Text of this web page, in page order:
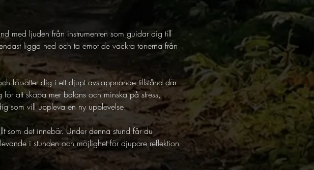
med ljuden från instrumenten som guidar dig till
ligga ned och ta emot de vackra tonerna från
försätter dig i ett djupt avslappnande tillstånd där
att skapa mer balans och minska på stress,
som vill uppleva en ny upplevelse.
som det innebär. Under denna stund får du
i stunden och möjlighet för djupare reflektion